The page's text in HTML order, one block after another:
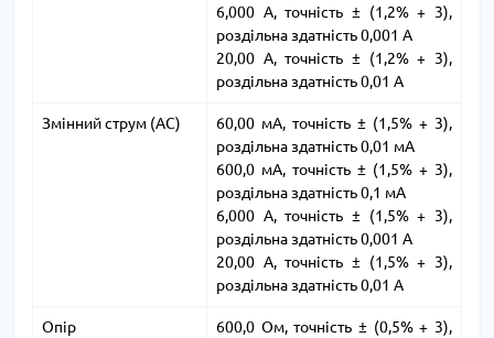
6,000 А, точність ± (1,2% + 3),
роздільна здатність 0,001 А
20,00 А, точність ± (1,2% + 3),
роздільна здатність 0,01 А
Змінний струм (AC)
60,00 мА, точність ± (1,5% + 3),
роздільна здатність 0,01 мА
600,0 мА, точність ± (1,5% + 3),
роздільна здатність 0,1 мА
6,000 А, точність ± (1,5% + 3),
роздільна здатність 0,001 А
20,00 А, точність ± (1,5% + 3),
роздільна здатність 0,01 А
Опір
600,0 Ом, точність ± (0,5% + 3),